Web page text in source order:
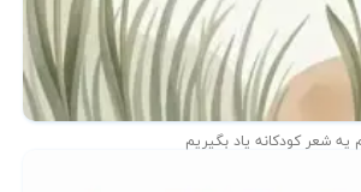
شعر کودکانه ياد بگیریم